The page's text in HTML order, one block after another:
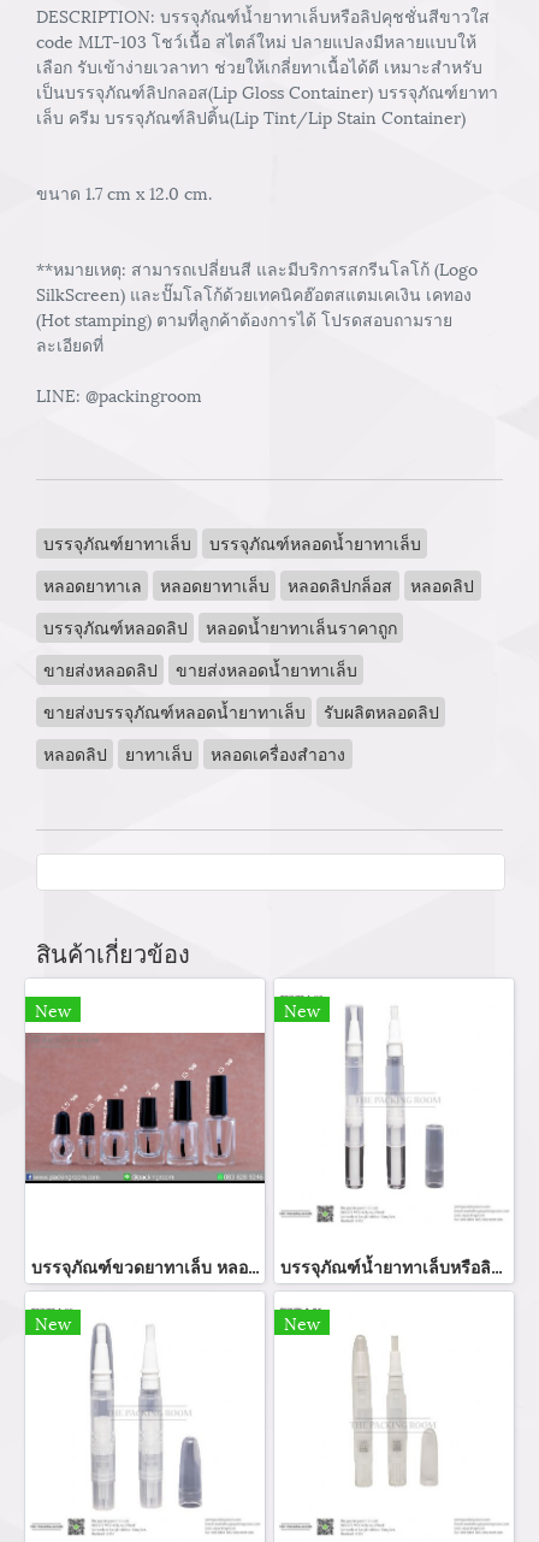
DESCRIPTION: บรรจุภัณฑ์น้ำยาทาเล็บหรือลิปคุชชั่นสีขาวใส
code MLT-103 โชว์เนื้อ สไตล์ใหม่ ปลายแปลงมีหลายแบบให้
เลือก รับเข้าง่ายเวลาทา ช่วยให้เกลี่ยทาเนื้อได้ดี เหมาะสำหรับ
เป็นบรรจุภัณฑ์ลิปกลอส(Lip Gloss Container) บรรจุภัณฑ์ยาทา
เล็บ ครีม บรรจุภัณฑ์ลิปติ้น(Lip Tint/Lip Stain Container)
ขนาด 1.7 cm x 12.0 cm.
**หมายเหตุ: สามารถเปลี่ยนสี และมีบริการสกรีนโลโก้ (Logo
SilkScreen) และปั๊มโลโก้ด้วยเทคนิคฮ๊อตสแตมเคเงิน เคทอง
(Hot stamping) ตามที่ลูกค้าต้องการได้ โปรดสอบถามราย
ละเอียดที่
LINE: @packingroom
บรรจุภัณฑ์ยาทาเล็บ
บรรจุภัณฑ์หลอดน้ำยาทาเล็บ
หลอดยาทาเล
หลอดยาทาเล็บ หลอดลิปกล็อส
หลอดลิป
บรรจุภัณฑ์หลอดลิป
หลอดน้ำยาทาเล็นราคาถูก
ขายส่งหลอดลิป
ขายส่งหลอดน้ำยาทาเล็บ
ขายส่งบรรจุภัณฑ์หลอดน้ำยาทาเล็บ
รับผลิตหลอดลิป
หลอดลิป
ยาทาเล็บ หลอดเครื่องสำอาง
สินค้าเกี่ยวข้อง
New
บรรจุภัณฑ์ขวดยาทาเล็บ หลอดยาทาเล็บ nail จำหน่ายแพคเกจขวดยาทาเล็บ สกรันโลโก้ ผลิตกล่องกระดาษยาทาเล็บ จำหน่ายบรรจุภัณฑ์เครื่องสำอางทุกประเภท
New
บรรจุภัณฑ์น้ำยาทาเล็บหรือลิปคุชชั่นสีขาวใส
New New